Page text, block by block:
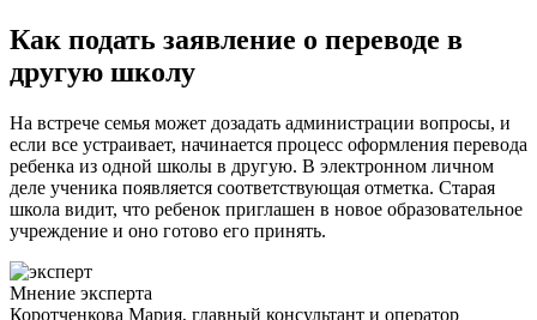
Как подать заявление о переводе в
другую школу
На встрече семья может дозадать администрации вопросы, и
если все устраивает, начинается процесс оформления перевода
ребенка из одной школы в другую. В электронном личном
деле ученика появляется соответствующая отметка. Старая
школа видит, что ребенок приглашен в новое образовательное
учреждение и оно готово его принять.
Мнение эксперта
Коротченкова Мария, главный консультант и оператор